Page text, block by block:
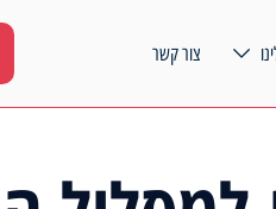
צור קשר